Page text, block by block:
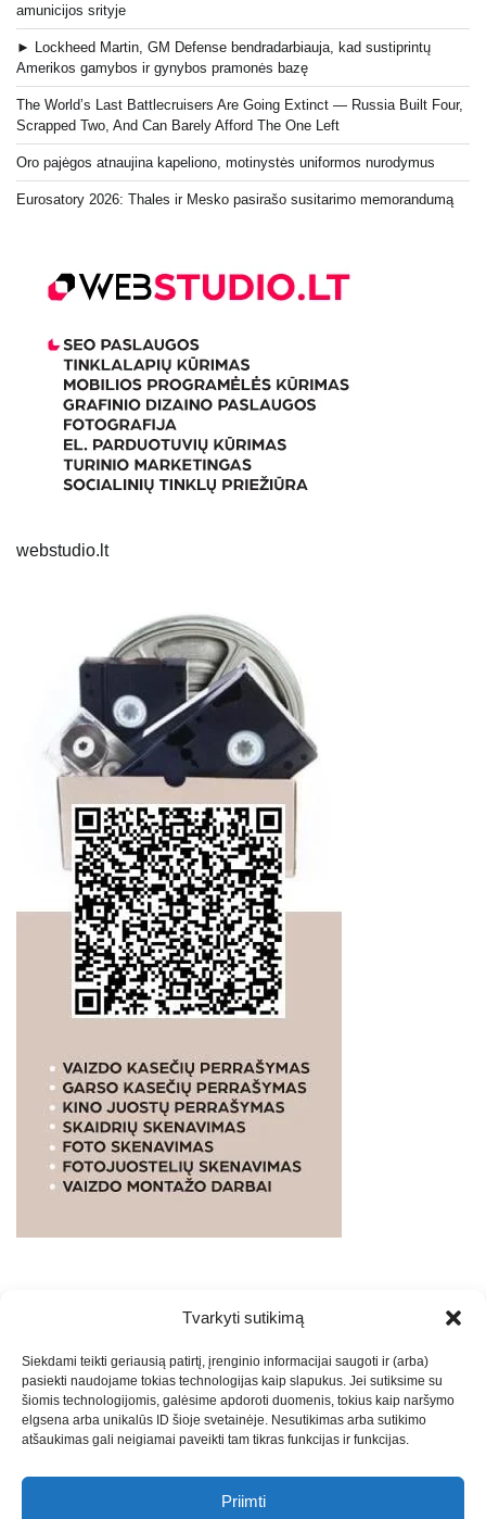
Tvarkyti sutikimą
Siekdami teikti geriausią patirtį, įrenginio informacijai saugoti ir (arba)
pasiekti naudojame tokias technologijas kaip slapukus. Jei sutiksime su
šiomis technologijomis, galėsime apdoroti duomenis, tokius kaip naršymo
elgsena arba unikalūs ID šioje svetainėje. Nesutikimas arba sutikimo
atšaukimas gali neigiamai paveikti tam tikras funkcijas ir funkcijas.
Priimti
amunicijos srityje
► Lockheed Martin, GM Defense bendradarbiauja, kad sustiprintų
Amerikos gamybos ir gynybos pramonės bazę
The World’s Last Battlecruisers Are Going Extinct — Russia Built Four,
Scrapped Two, And Can Barely Afford The One Left
Oro pajėgos atnaujina kapeliono, motinystės uniformos nurodymus
Eurosatory 2026: Thales ir Mesko pasirašo susitarimo memorandumą
webstudio.lt
PASLAUGOS. SEO tekstų rašymas, turinio kūrimas,
straipsnių rašymas ir talpinimas į mūsų valdomas
svetaines.2026Armijai.LTTheme: Express News ByAdore
Themes.
Marketingo agentūra -Teisinės